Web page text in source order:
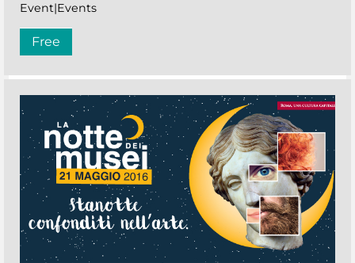
Event|Events
Free